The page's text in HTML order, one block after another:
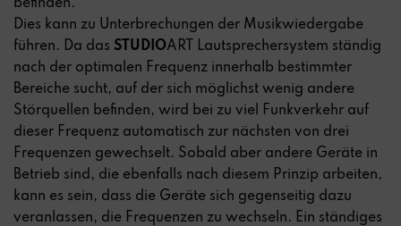
befinden.
Dies kann zu Unterbrechungen der Musikwiedergabe
führen. Da das STUDIOART Lautsprechersystem ständig
nach der optimalen Frequenz innerhalb bestimmter
Bereiche sucht, auf der sich möglichst wenig andere
Störquellen befinden, wird bei zu viel Funkverkehr auf
dieser Frequenz automatisch zur nächsten von drei
Frequenzen gewechselt. Sobald aber andere Geräte in
Betrieb sind, die ebenfalls nach diesem Prinzip arbeiten,
kann es sein, dass die Geräte sich gegenseitig dazu
veranlassen, die Frequenzen zu wechseln. Ein ständiges